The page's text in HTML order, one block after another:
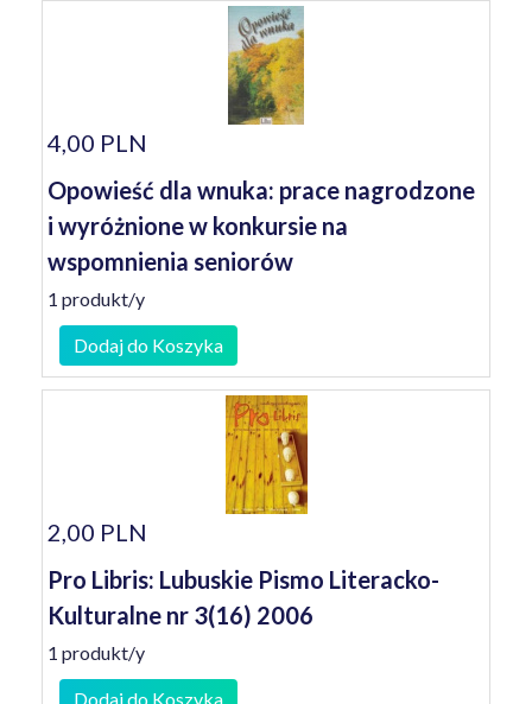
4,00 PLN
Opowieść dla wnuka: prace nagrodzone
i wyróżnione w konkursie na
wspomnienia seniorów
1 produkt/y
Dodaj do Koszyka
2,00 PLN
Pro Libris: Lubuskie Pismo Literacko-
Kulturalne nr 3(16) 2006
1 produkt/y
Dodaj do Koszyka